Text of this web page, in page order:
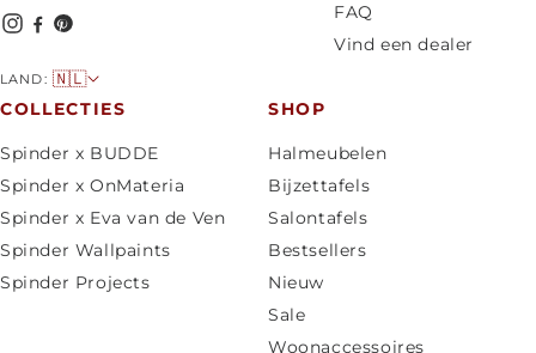
LAND: L
a
/
r
e
g
🇳🇱
FAQ
Vind een dealer
COLLECTIES
Spinder x BUDDE
Spinder x OnMateria
Spinder x Eva van de Ven
Spinder Wallpaints
Spinder Projects
SHOP
Halmeubelen
Bijzettafels
Salontafels
Bestsellers
Nieuw
Sale
Woonaccessoires